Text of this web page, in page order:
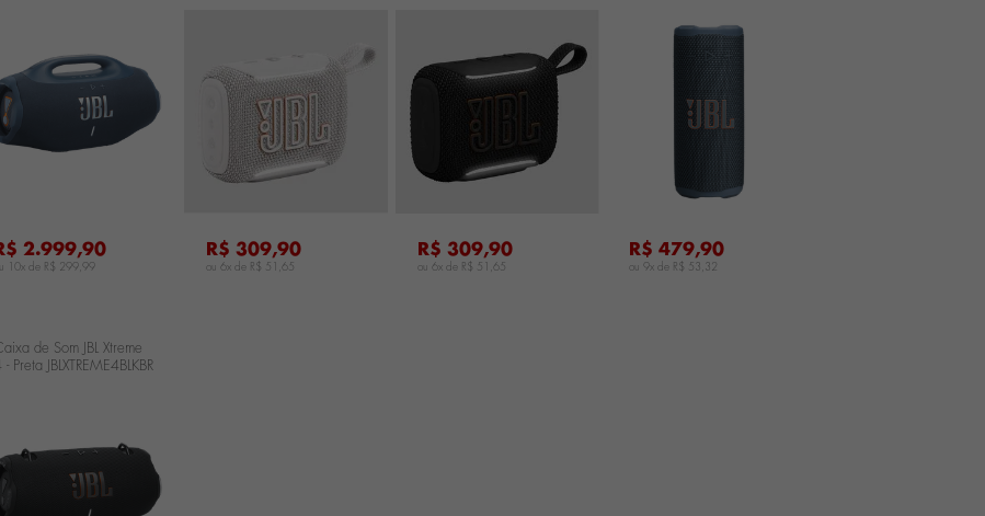
2.999,90
10x de R$ 299,99
R$ 309,90
ou 6x de R$ 51,65
R$ 309,90
ou 6x de R$ 51,65
R$ 479,90
ou 9x de R$ 53,32
de Som JBL Xtreme
- Preta JBLXTREME4BLKBR